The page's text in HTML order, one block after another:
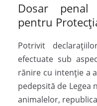
Dosar
pentru
Potrivit
efectuate sub
rănire cu intenție a
pedepsită de Legea
animalelor,